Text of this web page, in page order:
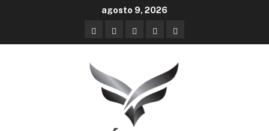
agosto 9, 2026